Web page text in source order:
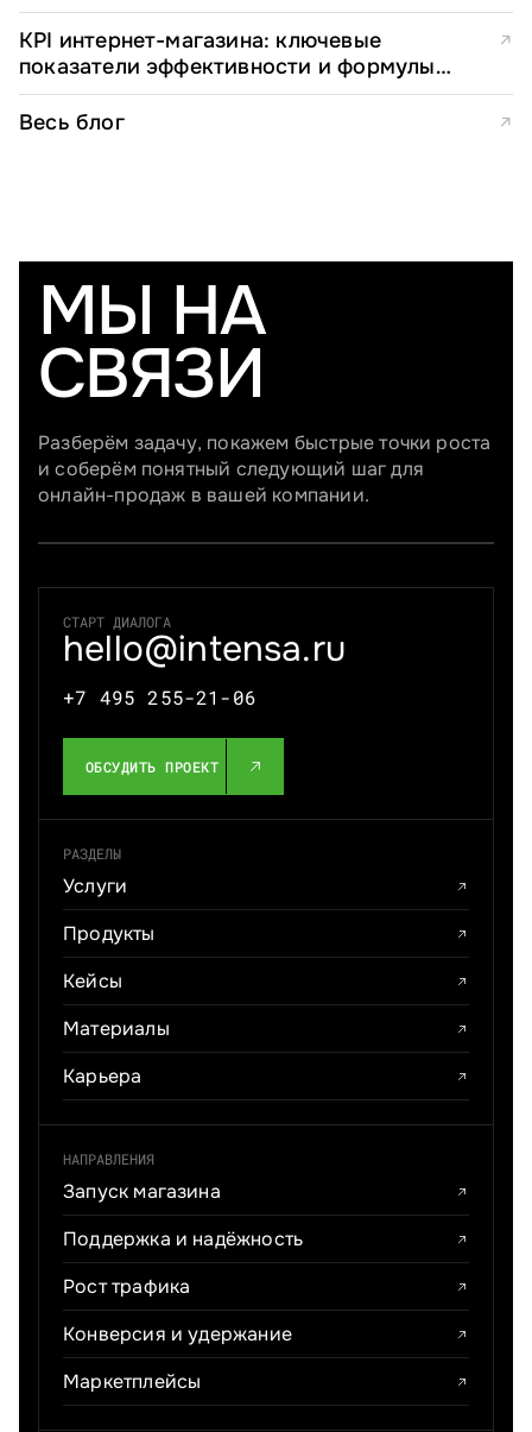
KPI интернет-магазина: ключевые
показатели эффективности и формулы
расчета
↗
Весь блог ↗
МЫ НА
СВЯЗИ
Разберём задачу, покажем быстрые точки роста
и соберём понятный следующий шаг для
онлайн-продаж в вашей компании.
СТАРТ ДИАЛОГА
hello@intensa.ru
+7 495 255-21-06
ОБСУДИТЬ ПРОЕКТ
РАЗДЕЛЫ
Услуги
Продукты
Кейсы
Материалы
Карьера
НАПРАВЛЕНИЯ
Запуск магазина
Поддержка и надёжность
Рост трафика
Конверсия и удержание
Маркетплейсы